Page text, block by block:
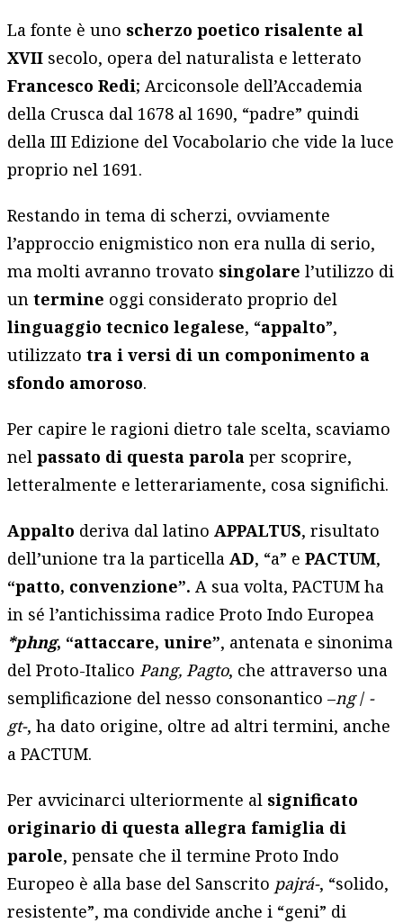
La fonte è uno scherzo poetico risalente al
XVII secolo, opera del naturalista e letterato
Francesco Redi; Arciconsole dell’Accademia
della Crusca dal 1678 al 1690, “padre” quindi
della III Edizione del Vocabolario che vide la luce
proprio nel 1691.
Restando in tema di scherzi, ovviamente
l’approccio enigmistico non era nulla di serio,
ma molti avranno trovato singolarel’utilizzo di
untermine oggi considerato proprio del
linguaggio tecnico legalese, “appalto”,
utilizzatotra i versi di un componimento a
sfondo amoroso.
Per capire le ragioni dietro tale scelta, scaviamo
nelpassato di questa parolaper scoprire,
letteralmente e letterariamente, cosa significhi.
Appalto deriva dal latinoAPPALTUS, risultato
dell’unione tra la particellaAD, “a” ePACTUM,
“patto, convenzione”. A sua volta, PACTUM ha
in sé l’antichissima radice Proto Indo Europea
*phng, “attaccare, unire”, antenata e sinonima
del Proto-Italico Pang, Pagto, che attraverso una
semplificazione del nesso consonantico –ng/ -
gt-, ha dato origine, oltre ad altri termini, anche
a PACTUM.
Per avvicinarci ulteriormente al significato
originario di questa allegra famiglia di
parole, pensate che il termine Proto Indo
Europeo è alla base del Sanscrito pajrá-, “solido,
resistente”, ma condivide anche i “geni” di